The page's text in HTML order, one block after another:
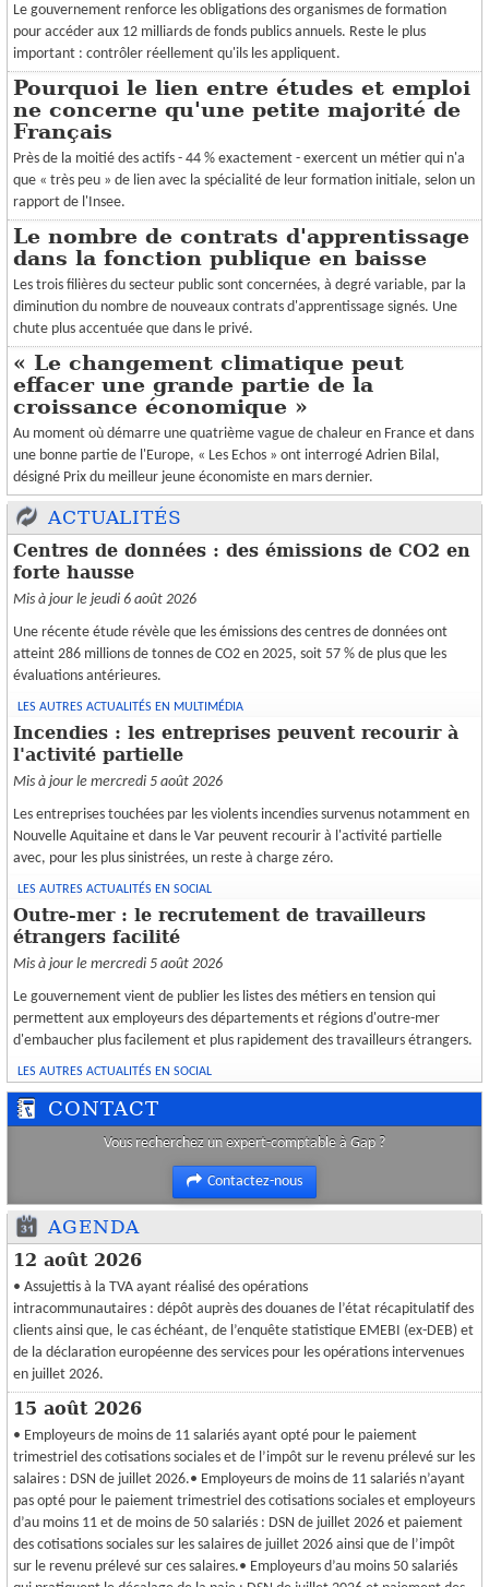
Le gouvernement renforce les obligations des organismes de formation
pour accéder aux 12 milliards de fonds publics annuels. Reste le plus
important : contrôler réellement qu'ils les appliquent.
Pourquoi le lien entre études et emploi
ne concerne qu'une petite majorité de
Français
Près de la moitié des actifs - 44 % exactement - exercent un métier qui n'a
que « très peu » de lien avec la spécialité de leur formation initiale, selon un
rapport de l'Insee.
Le nombre de contrats d'apprentissage
dans la fonction publique en baisse
Les trois filières du secteur public sont concernées, à degré variable, par la
diminution du nombre de nouveaux contrats d'apprentissage signés. Une
chute plus accentuée que dans le privé.
« Le changement climatique peut
effacer une grande partie de la
croissance économique »
Au moment où démarre une quatrième vague de chaleur en France et dans
une bonne partie de l'Europe, « Les Echos » ont interrogé Adrien Bilal,
désigné Prix du meilleur jeune économiste en mars dernier.
ACTUALITÉS
Centres de données : des émissions de CO2 en
forte hausse
Mis à jour le jeudi 6 août 2026
Une récente étude révèle que les émissions des centres de données ont
atteint 286 millions de tonnes de CO2 en 2025, soit 57 % de plus que les
évaluations antérieures.
LES AUTRES ACTUALITÉS EN MULTIMÉDIA
Incendies : les entreprises peuvent recourir à
l'activité partielle
Mis à jour le mercredi 5 août 2026
Les entreprises touchées par les violents incendies survenus notamment en
Nouvelle Aquitaine et dans le Var peuvent recourir à l'activité partielle
avec, pour les plus sinistrées, un reste à charge zéro.
LES AUTRES ACTUALITÉS EN SOCIAL
Outre-mer : le recrutement de travailleurs
étrangers facilité
Mis à jour le mercredi 5 août 2026
Le gouvernement vient de publier les listes des métiers en tension qui
permettent aux employeurs des départements et régions d'outre-mer
d'embaucher plus facilement et plus rapidement des travailleurs étrangers.
LES AUTRES ACTUALITÉS EN SOCIAL
CONTACT
Vous recherchez un expert-comptable à Gap ?
Contactez-nous
AGENDA
12 août 2026
• Assujettis à la TVA ayant réalisé des opérations
intracommunautaires : dépôt auprès des douanes de l’état récapitulatif des
clients ainsi que, le cas échéant, de l’enquête statistique EMEBI (ex-DEB) et
de la déclaration européenne des services pour les opérations intervenues
en juillet 2026.
15 août 2026
• Employeurs de moins de 11 salariés ayant opté pour le paiement
trimestriel des cotisations sociales et de l’impôt sur le revenu prélevé sur les
salaires : DSN de juillet 2026.• Employeurs de moins de 11 salariés n’ayant
pas opté pour le paiement trimestriel des cotisations sociales et employeurs
d’au moins 11 et de moins de 50 salariés : DSN de juillet 2026 et paiement
des cotisations sociales sur les salaires de juillet 2026 ainsi que de l’impôt
sur le revenu prélevé sur ces salaires.• Employeurs d’au moins 50 salariés